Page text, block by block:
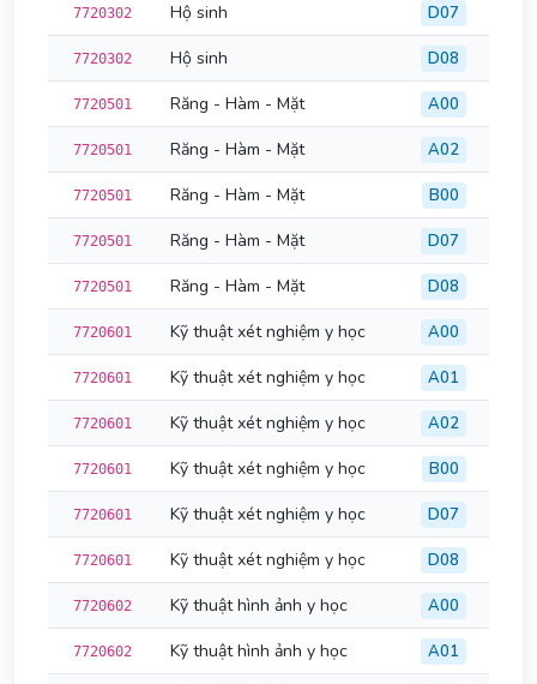
7720302 Hộ sinh D07
7720302 Hộ sinh D08
7720501 Răng - Hàm - Mặt A00
7720501 Răng - Hàm - Mặt A02
7720501 Răng - Hàm - Mặt B00
7720501 Răng - Hàm - Mặt D07
7720501 Răng - Hàm - Mặt D08
7720601 Kỹ thuật xét nghiệm y học A00
7720601 Kỹ thuật xét nghiệm y học A01
7720601 Kỹ thuật xét nghiệm y học A02
7720601 Kỹ thuật xét nghiệm y học B00
7720601 Kỹ thuật xét nghiệm y học D07
7720601 Kỹ thuật xét nghiệm y học D08
7720602 Kỹ thuật hình ảnh y học A00
7720602 Kỹ thuật hình ảnh y học A01